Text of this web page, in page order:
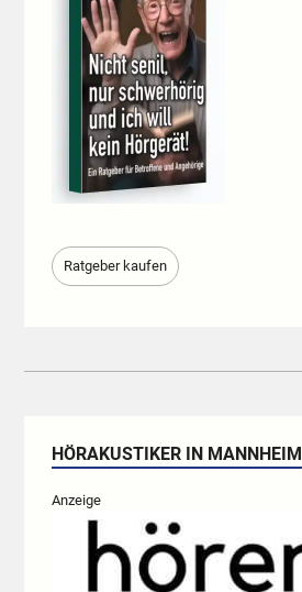
Ratgeber kaufen
HÖRAKUSTIKER IN MANNHEIM
Anzeige